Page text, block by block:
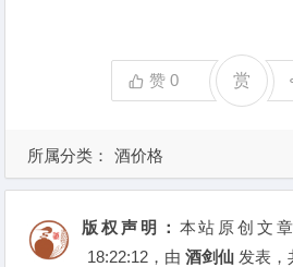
赞0 赏
所属分类： 酒价格
版权声明： 本站原创文
18:22:12 ，由酒剑仙 发表，